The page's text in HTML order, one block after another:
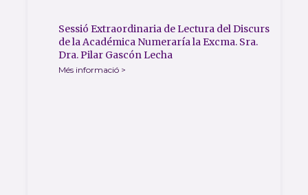
Sessió Extraordinaria de Lectura del Discurs
de la Académica Numeraría la Excma. Sra.
Dra. Pilar Gascón Lecha
Més informació >